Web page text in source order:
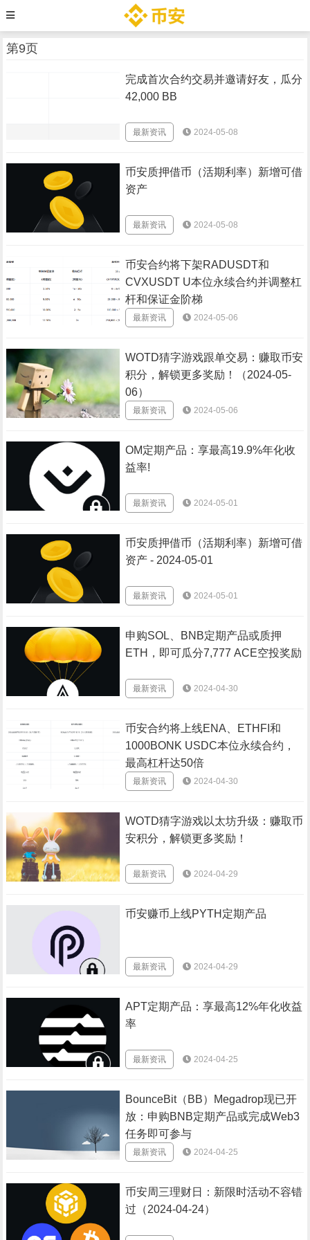
第9页
完成首次合约交易并邀请好友，瓜分
42,000 BB
最新资讯 2024-05-08
币安质押借币（活期利率）新增可借
资产
最新资讯 2024-05-08
币安合约将下架RADUSDT和
CVXUSDT U本位永续合约并调整杠
杆和保证金阶梯
最新资讯 2024-05-06
WOTD猜字游戏跟单交易：赚取币安
积分，解锁更多奖励！（2024-05-
06）
最新资讯 2024-05-06
OM定期产品：享最高19.9%年化收
益率!
最新资讯 2024-05-01
币安质押借币（活期利率）新增可借
资产 - 2024-05-01
最新资讯 2024-05-01
申购SOL、BNB定期产品或质押
ETH，即可瓜分7,777 ACE空投奖励
最新资讯 2024-04-30
币安合约将上线ENA、ETHFI和
1000BONK USDC本位永续合约，
最高杠杆达50倍
最新资讯 2024-04-30
WOTD猜字游戏以太坊升级：赚取币
安积分，解锁更多奖励！
最新资讯 2024-04-29
币安赚币上线PYTH定期产品
最新资讯 2024-04-29
APT定期产品：享最高12%年化收益
率
最新资讯 2024-04-25
BounceBit（BB）Megadrop现已开
放：申购BNB定期产品或完成Web3
任务即可参与
最新资讯 2024-04-25
币安周三理财日：新限时活动不容错
过（2024-04-24）